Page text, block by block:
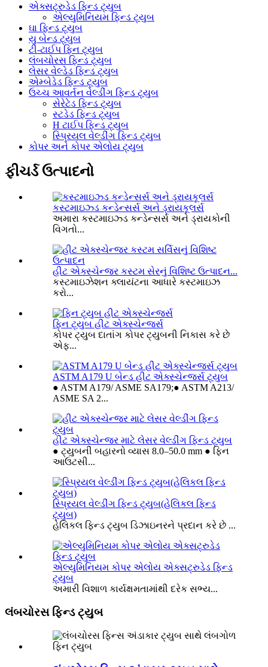
એક્સટ્રુડેડ ફિન્ડ ટ્યુબ
એલ્યુમિનિયમ ફિન્ડ ટ્યુબ
ઘા ફિન્ડ ટ્યુબ
યુ બેન્ડ ટ્યુબ
ટી-ટાઈપ ફિન ટ્યુબ
લંબચોરસ ફિન્ડ ટ્યુબ
લેસર વેલ્ડેડ ફિન્ડ ટ્યુબ
એમ્બેડેડ ફિન્ડ ટ્યુબ
ઉચ્ચ આવર્તન વેલ્ડીંગ ફિન્ડ ટ્યુબ
સેરેટેડ ફિન્ડ ટ્યુબ
સ્ટડેડ ફિન્ડ ટ્યુબ
H ટાઈપ ફિન્ડ ટ્યુબ
સ્પ્રિયલ વેલ્ડીંગ ફિન્ડ ટ્યુબ
કોપર અને કોપર એલોય ટ્યુબ
ફીચર્ડ ઉત્પાદનો
કસ્ટમાઇઝ્ડ કન્ડેન્સર્સ અને ડ્રાયકૂલર્સ
અમારા કસ્ટમાઇઝ્ડ કન્ડેન્સર્સ અને ડ્રાયકોની
વિગતો...
હીટ એક્સ્ચેન્જર કસ્ટમ સેરનું વિશિષ્ટ ઉત્પાદન...
કસ્ટમાઇઝેશન ક્લાયંટના આધારે કસ્ટમાઇઝ
કરો...
ફિન ટ્યુબ હીટ એક્સ્ચેન્જર્સ
કોપર ટ્યુબ દાતાંગ કોપર ટ્યુબની નિકાસ કરે છે
એફ...
ASTM A179 U બેન્ડ હીટ એક્સ્ચેન્જર્સ ટ્યુબ
● ASTM A179/ ASME SA179;● ASTM A213/
ASME SA 2...
હીટ એક્સ્ચેન્જર માટે લેસર વેલ્ડીંગ ફિન્ડ ટ્યુબ
● ટ્યુબની બહારનો વ્યાસ 8.0–50.0 mm ● ફિન
આઉટસી...
સ્પ્રિયલ વેલ્ડીંગ ફિન્ડ ટ્યુબ(હેલિકલ ફિન્ડ
ટ્યુબ)
હેલિકલ ફિન્ડ ટ્યુબ ડિઝાઇનરને પ્રદાન કરે છે ...
એલ્યુમિનિયમ કોપર એલોય એક્સટ્રુડેડ ફિન્ડ
ટ્યુબ
અમારી વિશાળ કાર્યક્ષમતામાંથી દરેક સભ્ય...
લંબચોરસ ફિન્ડ ટ્યુબ